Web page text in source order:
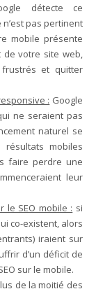
détecte ce
pas pertinent
mobile présente
votre site web,
et quitter
: Google
ne seraient pas
naturel se
mobiles
faire perdre une
leur
le SEO mobile : si
co-existent, alors
iraient sur
d’un déficit de
sur le mobile.
de la moitié des